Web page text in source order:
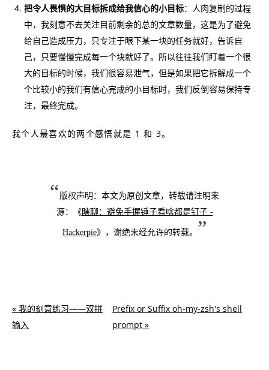
把令人畏惧的大目标拆成给我信心的小目标：人肉复制的过程
中，我刻意不去关注目前剩余的总的文章数量，这是为了避免
给自己造成压力，只专注于眼下某一块的任务就好，告诉自
己，只要慢慢完成每一个块就好了。所以往往我们盯着一个很
大的目标的时候，我们很容易泄气，但是如果把它拆解成一个
个比较小的我们有信心完成的小目标时，我们反倒容易保持专
注，最终完成。
我个人最喜欢的两个感悟就是 1 和 3。
版权声明：本文为原创文章，转载请注明来
源：《 瞎聊：避免手握锤子看啥都是钉子 -
Hackerpie》，谢绝未经允许的转载。
« 我的刻意练习——双拼
输入
Prefix or Suffix oh-my-zsh's shell
prompt »